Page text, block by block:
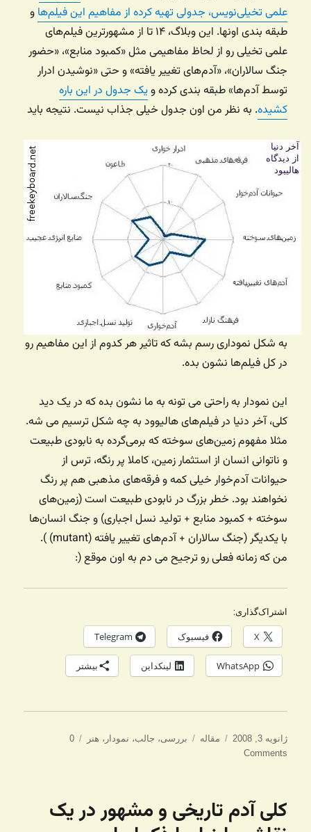
علمی تخیلی‌نویس، جدولی تهیه کرده از مفاهیم این فیلم‌ها و
طبقه بندی اونها. این وبلاگ، ۱۴ تا از مشهورترین فیلم‌های
علمی تخیلی رو از لحاظ مفاهیمی مثل «کمبود منابع»، «حضور
جنگ سالاران»، «آدم‌های تغییر یافته» و حتی «نوشیدن ادرار
توسط آدم‌ها» طبقه بندی کرده ویک جدول در این باره
کشیده. به نظر من اون جدول خیلی جذاب نیست. نتیجه باید
به شکل نموداری رسم بشه که تاثیر هر کدوم از این مفاهیم رو
در کل فیلم‌ها نشون بده.
این نمودار به راحتی می تونه به ما نشون بده که در یک دید
کلی، آخر دنیا در فیلم‌های هالیوود به چه شکل ترسیم می شه.
مثلا مفهوم زمین‌های سوخته که برمی‌گرده به نابودی طبیعت
و ناتوانی انسان از استثمار زمین، کاملا پر رنگه، ترس از
حیوانات آدم‌خوار خیلی کمه و فرقه‌های مذهبی هم پر رنگ
نخواهند بود. خطر بزرگ در نابودی طبیعت است (زمین‌های
سوخته + کمبود منابع + تولید نسل اجباری) و جنگ انسان‌ها
با یکدیگر (جنگ سالاران +‌ آدم‌های تغییر یافته (mutant) ).
من که زمانه فعلی رو ترجیح می دم به اون موقع (:
اشتراک‌گذاری:
X فیسبوک Telegram
WhatsApp لینکداین بیشتر
ارسال
شده
ژانویه 3, 2008 دسته‌ها
مقاله برچسب‌ها
بررسی، جالب، نمودار ، هنر
0
Comments
کلی آدم تاریخی و مشهور در یک